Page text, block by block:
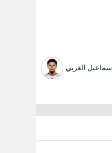
إسماعيل الغربي